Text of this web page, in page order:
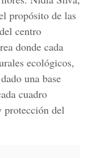
propósito de las
centro
donde cada
ecológicos,
una base
cuadro
protección del